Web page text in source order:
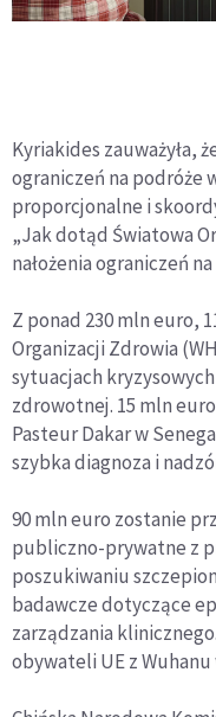
Kyriakides zauważyła,
ograniczeń na podróże
proporcjonalne i
„Jak dotąd Światowa
nałożenia ograniczeń
Z ponad 230 mln euro,
Organizacji Zdrowia
sytuacjach
zdrowotnej. 15 mln
Pasteur Dakar w
szybka diagnoza i
90 mln euro zostanie
publiczno-prywatne z
poszukiwaniu
badawcze dotyczące
zarządzania
obywateli UE z Wuhanu